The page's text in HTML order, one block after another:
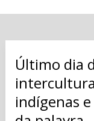
Último dia
indígenas